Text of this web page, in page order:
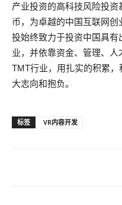
产业投资的高科技风险投
币，为卓越的中国互联网创
投始终致力于投资中国具
业，并依靠资金、管理、
TMT行业，用扎实的积累，
大志向和抱负。
标签 VR内容开发